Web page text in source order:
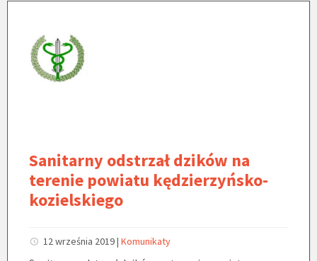
Sanitarny odstrzał dzików na
terenie powiatu kędzierzyńsko-
kozielskiego
12 września 2019| Komunikaty